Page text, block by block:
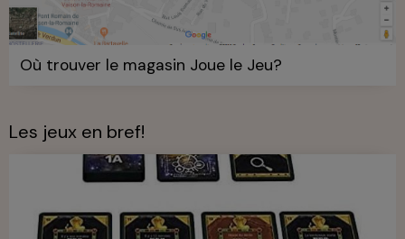
Où trouver le magasin Joue le Jeu?
Les jeux en bref!